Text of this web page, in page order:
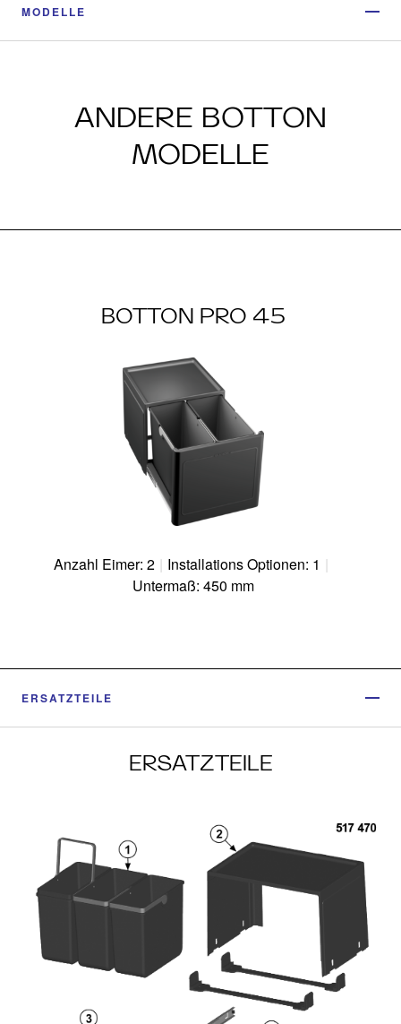
MODELLE
ANDERE BOTTON
MODELLE
BOTTON PRO 45
Anzahl Eimer: 2 | Installations Optionen: 1 |
Untermaß: 450 mm
ERSATZTEILE
ERSATZTEILE